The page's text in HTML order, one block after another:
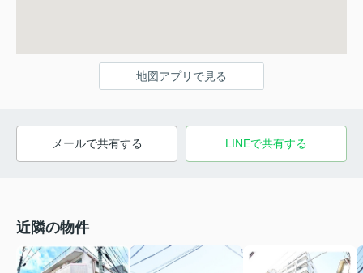
地図アプリで見る
メールで共有する LINEで共有する
近隣の物件